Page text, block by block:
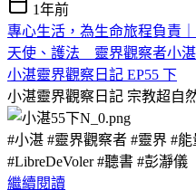
1年前
專心生活，為生命旅程負責
天使、護法 靈界觀察者小湛
小湛靈界觀察日記 EP55 下
小湛靈界觀察日記 宗教超自
#小湛 #靈界觀察者 #靈界 #能
#LibreDeVoler #聽書 #彭瀞儀
繼續閱讀